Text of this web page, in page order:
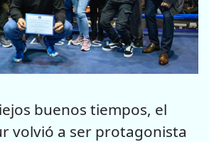
buenos tiempos, el
volvió a ser protagonista